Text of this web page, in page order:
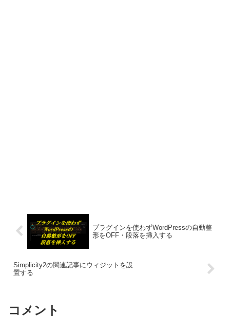
プラグインを使わずWordPressの自動整
形をOFF・段落を挿入する
Simplicity2の関連記事にウィジットを設
置する
コメント